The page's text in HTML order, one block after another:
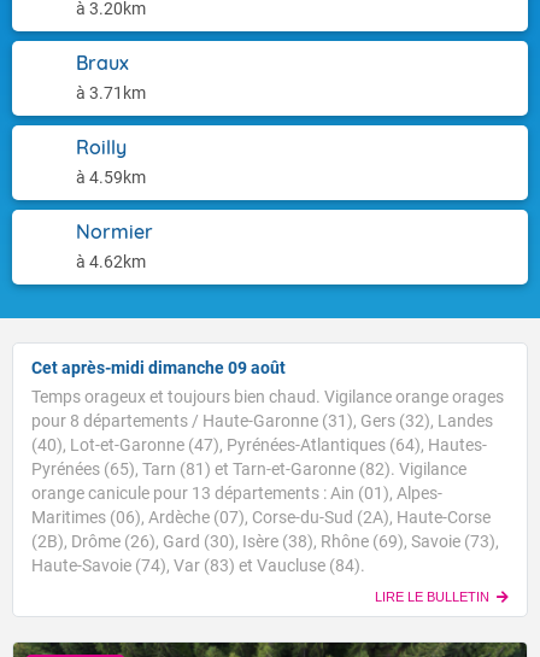
à 3.20km
Braux
à 3.71km
Roilly
à 4.59km
Normier
à 4.62km
Cet après-midi dimanche 09 août
Temps orageux et toujours bien chaud. Vigilance orange orages
pour 8 départements / Haute-Garonne (31), Gers (32), Landes
(40), Lot-et-Garonne (47), Pyrénées-Atlantiques (64), Hautes-
Pyrénées (65), Tarn (81) et Tarn-et-Garonne (82). Vigilance
orange canicule pour 13 départements : Ain (01), Alpes-
Maritimes (06), Ardèche (07), Corse-du-Sud (2A), Haute-Corse
(2B), Drôme (26), Gard (30), Isère (38), Rhône (69), Savoie (73),
Haute-Savoie (74), Var (83) et Vaucluse (84).
LIRE LE BULLETIN